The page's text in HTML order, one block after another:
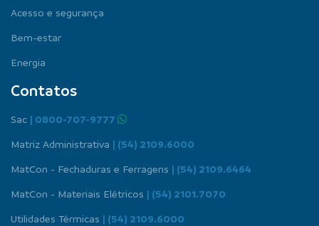
Acesso e segurança
Bem-estar
Energia
Contatos
Sac | 0800-707-9777
Matriz Administrativa | (54) 2109.6000
MatCon - Fechaduras e Ferragens | (54) 2109.6464
MatCon - Materiais Elétricos | (54) 2101.7070
Utilidades Térmicas | (54) 2109.6000